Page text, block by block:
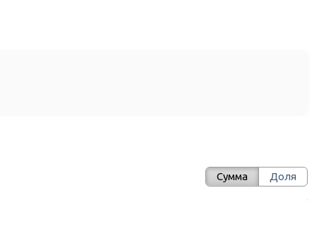
Сумма Доля